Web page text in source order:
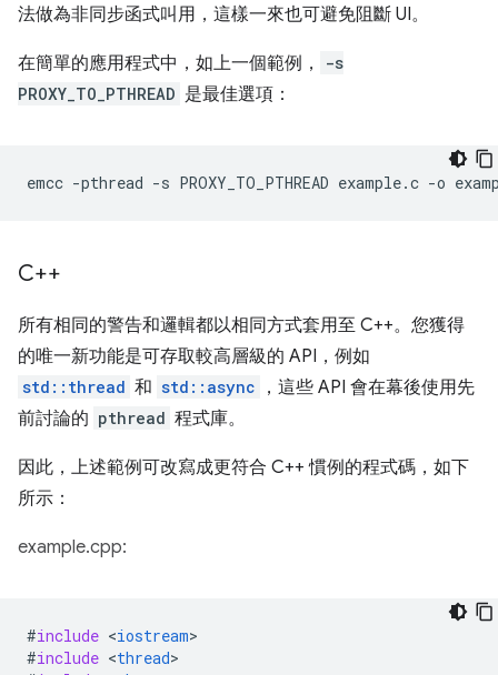
法做為非同步函式叫用，這樣一來也可避免阻斷 UI。
在簡單的應用程式中，如上一個範例，
-s
PROXY_TO_PTHREAD 是最佳選項：
emcc -pthread -s PROXY_TO_PTHREAD example.c -o
C++
所有相同的警告和邏輯都以相同方式套用至 C++。您獲得
的唯一新功能是可存取較高層級的 API，例如
std::thread 和 std::async
，這些 API 會在幕後使用先
前討論的 pthread 程式庫。
因此，上述範例可改寫成更符合 C++ 慣例的程式碼，如下
所示：
example.cpp:
#include <iostream
#include <thread